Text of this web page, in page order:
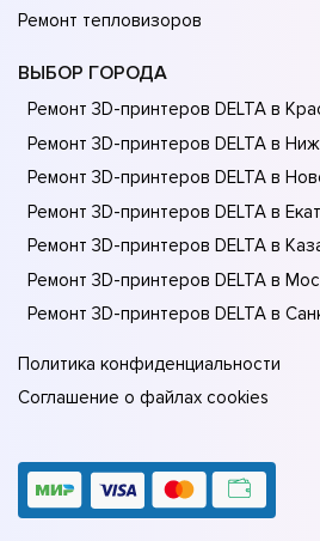
Ремонт тепловизоров
ВЫБОР ГОРОДА
Ремонт 3D-принтеров DELTA в
Ремонт 3D-принтеров DELTA в
Ремонт 3D-принтеров DELTA в
Ремонт 3D-принтеров DELTA в
Ремонт 3D-принтеров DELTA в
Ремонт 3D-принтеров DELTA в
Ремонт 3D-принтеров DELTA в
Политика конфиденциальности
Соглашение о файлах cookies